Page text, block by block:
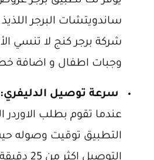
ساندويتشات البرجر
شركة برجر كنج لا تنسي
وجبات اطفال و اضافة
سرعة توصيل الدليفري:
عندما تقوم بطلب
التطبيق توقيت وصوله
التوصيل